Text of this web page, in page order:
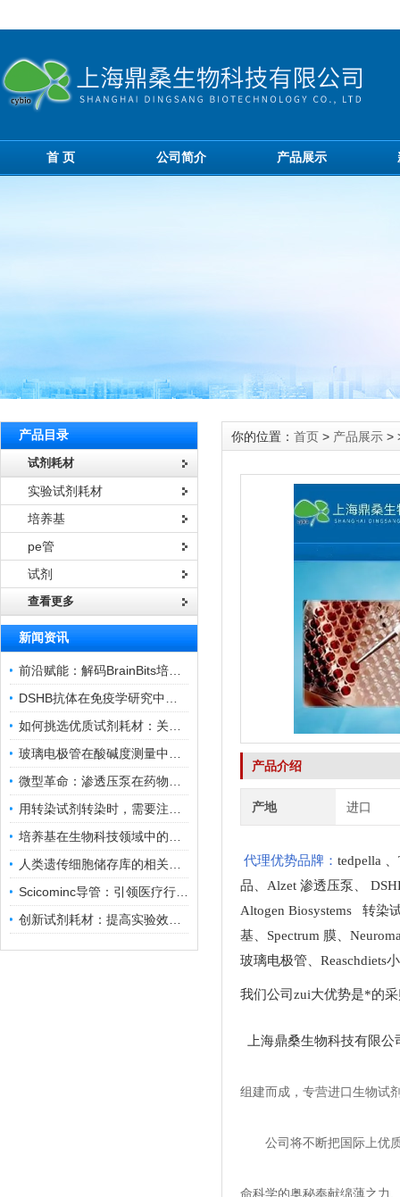
首 页 公司简介 产品展示
产品目录
试剂耗材
实验试剂耗材
培养基
pe管
试剂
查看更多
新闻资讯
你的位置： 首页 > 产品展示 >
产品介绍
产地 进口
代理优势品牌： tedpella
品
Alzet 渗透压泵
Altogen Biosystems 转染
基
Spectrum 膜
玻璃电极管
Reaschdiets
我们公司zui大优势是*的
上海鼎桑生物科技有限公
组建而成，专营进口生物试
公司将不断把国际上优
命科学的奥秘奉献绵薄之力.